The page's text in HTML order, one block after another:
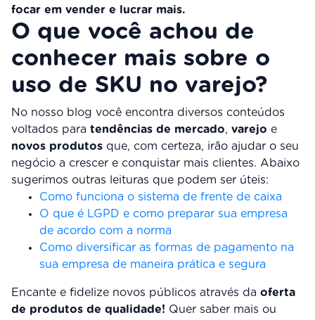
focar em vender e lucrar mais.
O que você achou de
conhecer mais sobre o
uso de SKU no varejo?
No nosso blog você encontra diversos conteúdos
voltados para tendências de mercado, varejo e
novos produtos que, com certeza, irão ajudar o seu
negócio a crescer e conquistar mais clientes. Abaixo
sugerimos outras leituras que podem ser úteis:
Como funciona o sistema de frente de caixa
O que é LGPD e como preparar sua empresa
de acordo com a norma
Como diversificar as formas de pagamento na
sua empresa de maneira prática e segura
Encante e fidelize novos públicos através da oferta
de produtos de qualidade! Quer saber mais ou